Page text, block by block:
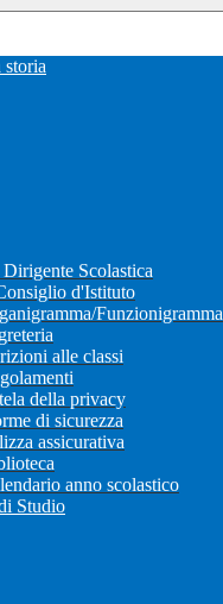
storia
Scolastica
d'Istituto
Funzionigramma
alle classi
della privacy
di sicurezza
assicurativa
anno scolastico
Studio